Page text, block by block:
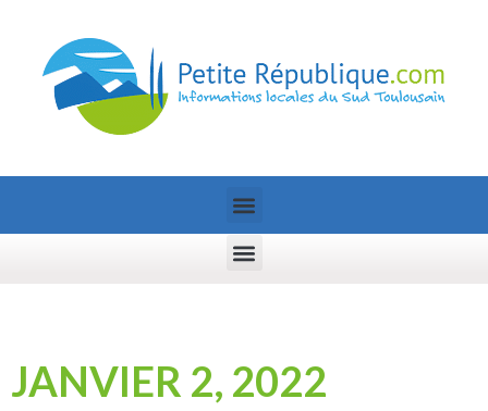
JANVIER 2, 2022